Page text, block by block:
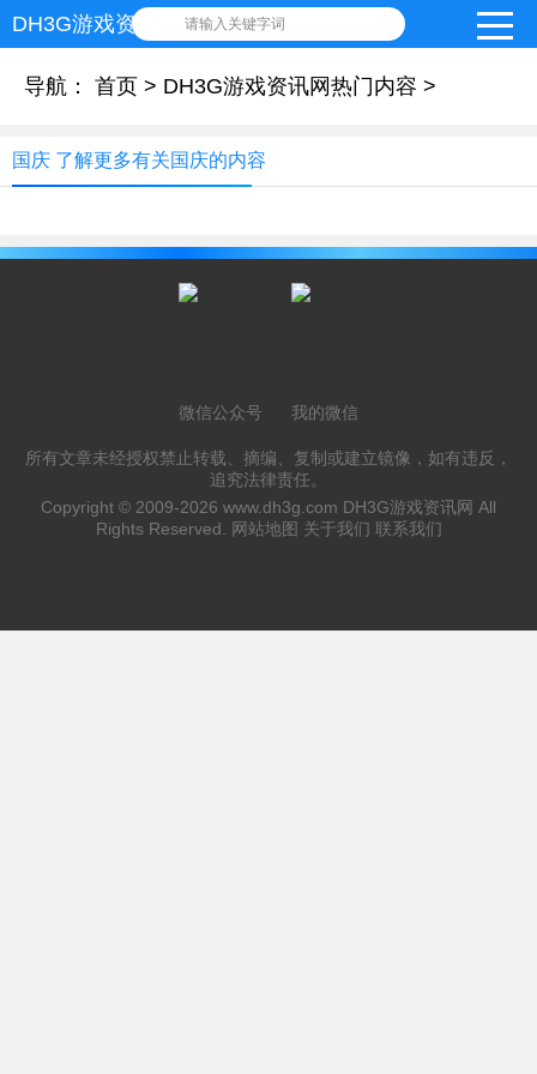
DH3G游戏资讯网 请输入关键字词
导航： 首页 > DH3G游戏资讯网热门内容 >
国庆 了解更多有关国庆的内容
微信公众号 我的微信
所有文章未经授权禁止转载、摘编、复制或建立镜像，如有违反，
追究法律责任。
Copyright © 2009-2026 www.dh3g.com DH3G游戏资讯网 All
Rights Reserved.
网站地图 关于我们 联系我们